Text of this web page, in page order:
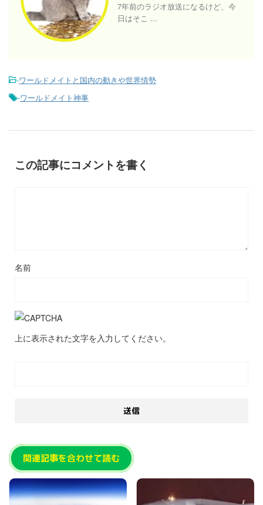
7年前のラジオ放送になるけど、今
日はそこ ...
-ワールドメイトと国内の動きや世界情勢
-ワールドメイト神事
この記事にコメントを書く
名前
上に表示された文字を入力してください。
関連記事を合わせて読む